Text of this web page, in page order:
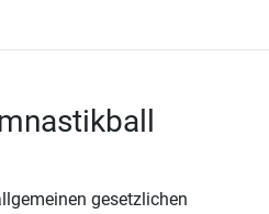
gesetzlichen